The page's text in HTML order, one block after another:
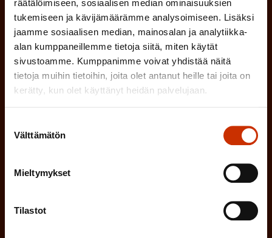
räätälöimiseen, sosiaalisen median ominaisuuksien
tukemiseen ja kävijämäärämme analysoimiseen. Lisäksi
jaamme sosiaalisen median, mainosalan ja analytiikka-
alan kumppaneillemme tietoja siitä, miten käytät
sivustoamme. Kumppanimme voivat yhdistää näitä
tietoja muihin tietoihin, joita olet antanut heille tai joita on
kerätty, kun olet käyttänyt heidän palvelujaan.
valinta
Välttämätön
Mieltymykset
Tilastot
a
k
o
l
l
SUOMI RUOTSI
Hyväksyn tietojeni tallentamisen ja käsittelyn
SAK:n viestintärekisterinmukaisesti *
k